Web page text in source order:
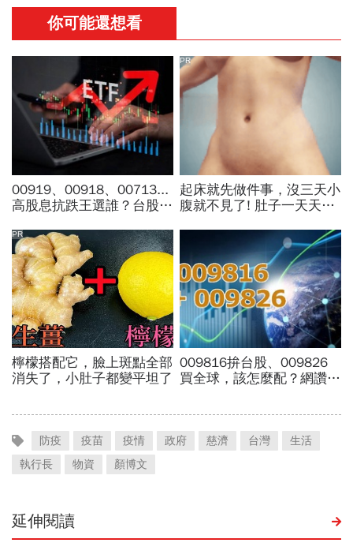
防疫 疫苗 疫情 政府 慈濟 台灣
生活
執行長
物資 顏博文
延伸閱讀